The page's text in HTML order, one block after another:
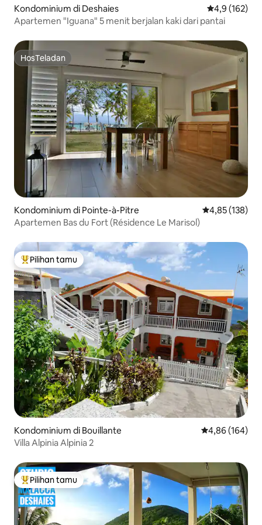
Kondominium di Deshaies Nilai rata-rata
4,9 (162)
Apartemen "Iguana" 5 menit berjalan kaki dari pantai
HosTeladan
HosTeladan
Kondominium di Pointe-à-Pitre Nilai rata-rata
4,85 (138)
Apartemen Bas du Fort (Résidence Le Marisol)
Pilihan tamu terpopuler
Pilihan tamu
Kondominium di Bouillante Nilai rata-rata
4,86 (164)
Villa Alpinia Alpinia 2
Pilihan tamu terpopuler
Pilihan tamu